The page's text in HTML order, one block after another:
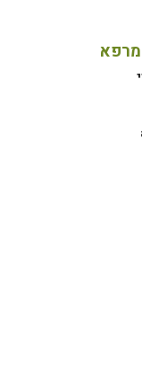
מרפא